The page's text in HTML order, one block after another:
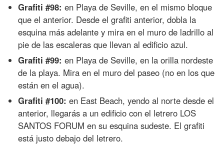
Grafiti #98: en Playa de Seville, en el mismo bloque
que el anterior. Desde el grafiti anterior, dobla la
esquina más adelante y mira en el muro de ladrillo al
pie de las escaleras que llevan al edificio azul.
Grafiti #99: en Playa de Seville, en la orilla nordeste
de la playa. Mira en el muro del paseo (no en los que
están en el agua).
Grafiti #100: en East Beach, yendo al norte desde el
anterior, llegarás a un edificio con el letrero LOS
SANTOS FORUM en su esquina sudeste. El grafiti
está justo debajo del letrero.